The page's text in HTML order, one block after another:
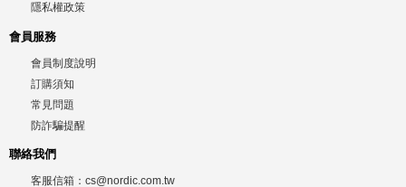
隱私權政策
會員服務
會員制度說明
訂購須知
常見問題
防詐騙提醒
聯絡我們
客服信箱： cs@nordic.com.tw